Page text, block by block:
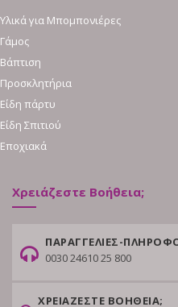
Υλικά για Μπομπονιέρες
Γάμος
Βάπτιση
Προσκλητήρια
Είδη πάρτυ
Είδη Σπιτιού
Εποχιακά
Χρειάζεστε Βοήθεια;
ΠΑΡΑΓΓΕΛΙΕΣ-
0030 24610 25 800
ΧΡΕΙΑΖΕΣΤΕ ΒΟΗΘΕΙΑ;